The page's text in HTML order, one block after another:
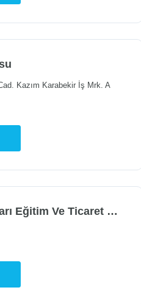
Kazım Karabekir İş Mrk. A
Tema Sürücü Kursları Eğitim Ve Ticaret Sanayi Limited Şirketi